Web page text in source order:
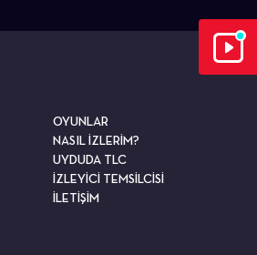
OYUNLAR
NASIL İZLERİM?
UYDUDA TLC
İZLEYİCİ TEMSİLCİSİ
İLETİŞİM